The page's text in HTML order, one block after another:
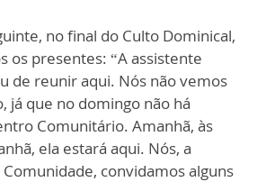
no final do Culto Dominical,
os presentes: “A assistente
de reunir aqui. Nós não vemos
já que no domingo não há
Comunitário. Amanhã, às
ela estará aqui. Nós, a
convidamos alguns